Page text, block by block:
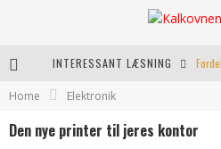
INTERESSANT LÆSNING
Home Elektronik
Den nye printer til jeres kontor